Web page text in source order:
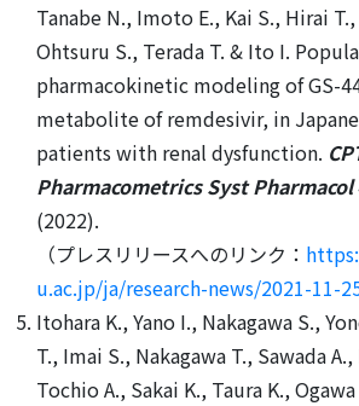
Tanabe N., Imoto E., Kai S., Hirai
Ohtsuru S., Terada T. & Ito I.
pharmacokinetic modeling of GS-
metabolite of remdesivir, in
patients with renal dysfunction.
Pharmacometrics Syst Pharmacol
(2022).
（プレスリリースへのリンク：
u.ac.jp/ja/research-news/2021-11-
Itohara K., Yano I., Nakagawa S.,
T., Imai S., Nakagawa T., Sawada
Tochio A., Sakai K., Taura K.,